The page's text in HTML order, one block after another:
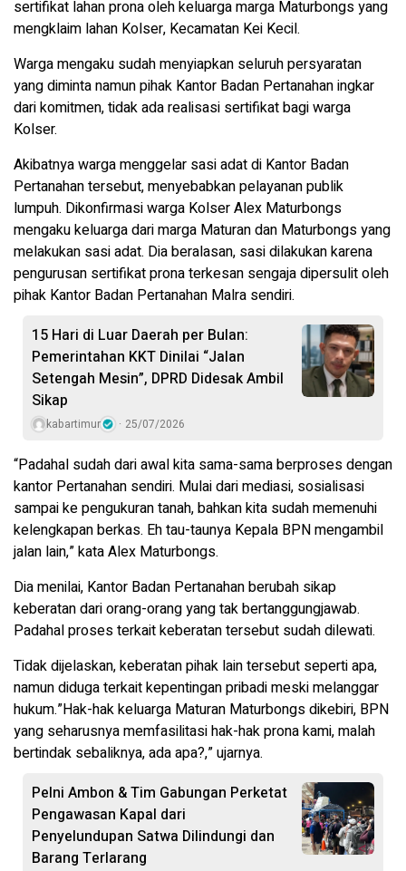
sertifikat lahan prona oleh keluarga marga Maturbongs yang
mengklaim lahan Kolser, Kecamatan Kei Kecil.
Warga mengaku sudah menyiapkan seluruh persyaratan
yang diminta namun pihak Kantor Badan Pertanahan ingkar
dari komitmen, tidak ada realisasi sertifikat bagi warga
Kolser.
Akibatnya warga menggelar sasi adat di Kantor Badan
Pertanahan tersebut, menyebabkan pelayanan publik
lumpuh. Dikonfirmasi warga Kolser Alex Maturbongs
mengaku keluarga dari marga Maturan dan Maturbongs yang
melakukan sasi adat. Dia beralasan, sasi dilakukan karena
pengurusan sertifikat prona terkesan sengaja dipersulit oleh
pihak Kantor Badan Pertanahan Malra sendiri.
15 Hari di Luar Daerah per Bulan:
Pemerintahan KKT Dinilai “Jalan
Setengah Mesin”, DPRD Didesak Ambil
Sikap
kabartimur 25/07/2026
“Padahal sudah dari awal kita sama-sama berproses dengan
kantor Pertanahan sendiri. Mulai dari mediasi, sosialisasi
sampai ke pengukuran tanah, bahkan kita sudah memenuhi
kelengkapan berkas. Eh tau-taunya Kepala BPN mengambil
jalan lain,” kata Alex Maturbongs.
Dia menilai, Kantor Badan Pertanahan berubah sikap
keberatan dari orang-orang yang tak bertanggungjawab.
Padahal proses terkait keberatan tersebut sudah dilewati.
Tidak dijelaskan, keberatan pihak lain tersebut seperti apa,
namun diduga terkait kepentingan pribadi meski melanggar
hukum.”Hak-hak keluarga Maturan Maturbongs dikebiri, BPN
yang seharusnya memfasilitasi hak-hak prona kami, malah
bertindak sebaliknya, ada apa?,” ujarnya.
Pelni Ambon & Tim Gabungan Perketat
Pengawasan Kapal dari
Penyelundupan Satwa Dilindungi dan
Barang Terlarang